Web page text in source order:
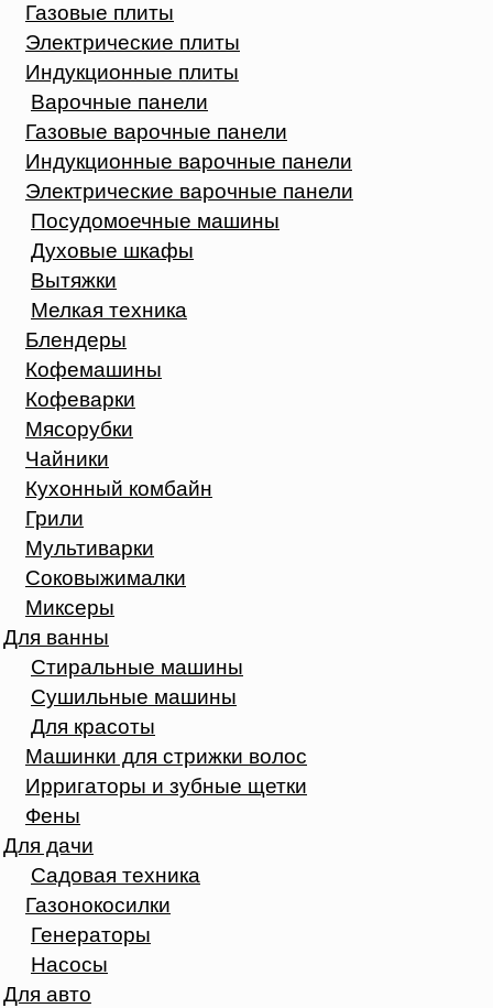
Газовые плиты
Электрические плиты
Индукционные плиты
Варочные панели
Газовые варочные панели
Индукционные варочные панели
Электрические варочные панели
Посудомоечные машины
Духовые шкафы
Вытяжки
Мелкая техника
Блендеры
Кофемашины
Кофеварки
Мясорубки
Чайники
Кухонный комбайн
Грили
Мультиварки
Соковыжималки
Миксеры
Для ванны
Стиральные машины
Сушильные машины
Для красоты
Машинки для стрижки волос
Ирригаторы и зубные щетки
Фены
Для дачи
Садовая техника
Газонокосилки
Генераторы
Насосы
Для авто